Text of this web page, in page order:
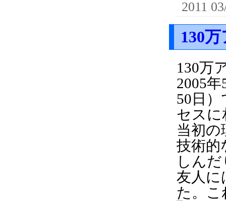
2011
130
130万
2005
50日
セスに
当初の
技術的
しん
友人に
た。